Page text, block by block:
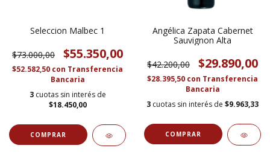
Seleccion Malbec 1
$73.000,00 $55.350,00
$52.582,50 con Transferencia
Bancaria
3 cuotas sin interés de
$18.450,00
Angélica Zapata Cabernet
Sauvignon Alta
$42.200,00 $29.890,00
$28.395,50 con Transferencia
Bancaria
3 cuotas sin interés de $9.963,33